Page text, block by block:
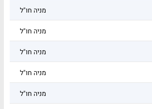
מניה חו"ל
מניה חו"ל
מניה חו"ל
מניה חו"ל
מניה חו"ל